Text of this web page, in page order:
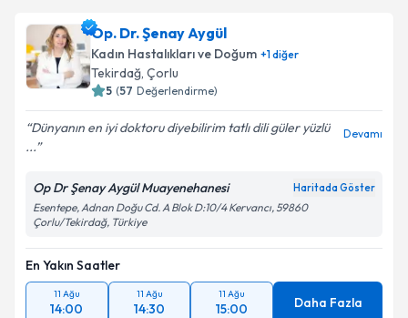
Op. Dr. Şenay Aygül
Kadın Hastalıkları ve Doğum +1diğer
Tekirdağ, Çorlu
5 (57 Değerlendirme)
Dünyanın en iyi doktoru diyebilirim tatlı dili güler yüzlü
...
Devamı
Op Dr Şenay Aygül Muayenehanesi Haritada Göster
Esentepe, Adnan Doğu Cd. A Blok D:10/4 Kervancı, 59860
Çorlu/Tekirdağ, Türkiye
En Yakın Saatler
11 Ağu
14:00
11 Ağu
14:30
11 Ağu
15:00 Daha Fazla